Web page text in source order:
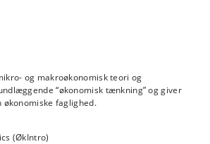
og makroøkonomisk teori og
“økonomisk tænkning” og giver
faglighed.
(ØkIntro)